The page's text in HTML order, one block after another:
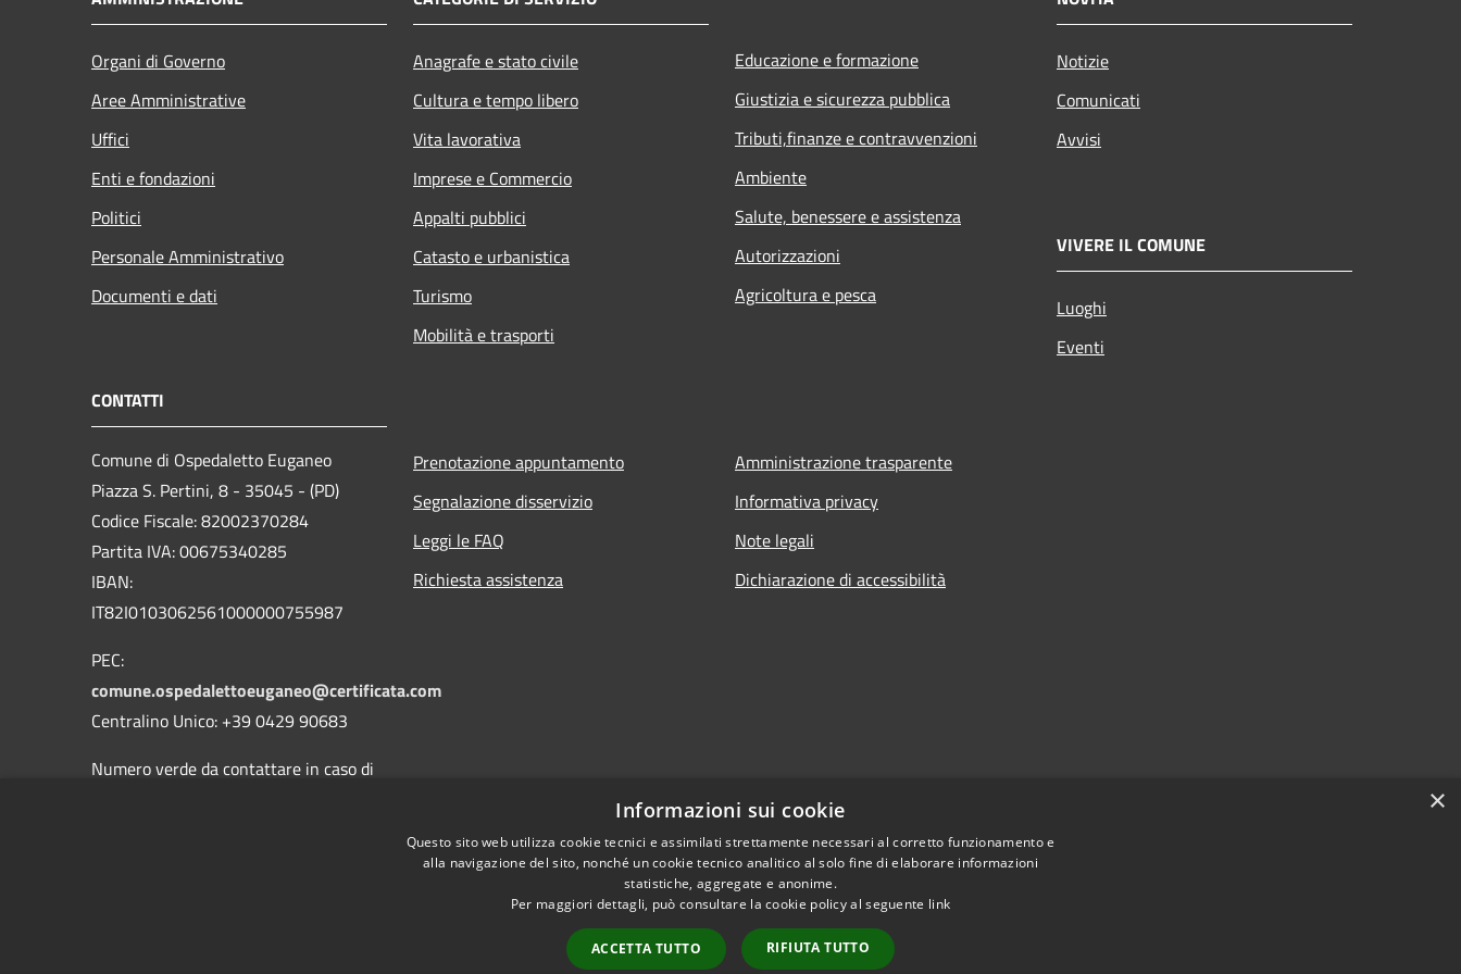
Organi di Governo
Aree Amministrative
Uffici
Enti e fondazioni
Politici
Personale Amministrativo
Documenti e dati
Anagrafe e stato civile
Cultura e tempo libero
Vita lavorativa
Imprese e Commercio
Appalti pubblici
Catasto e urbanistica
Turismo
Mobilità e trasporti
Educazione e formazione
Giustizia e sicurezza pubblica
Tributi,finanze e contravvenzioni
Ambiente
Salute, benessere e assistenza
Autorizzazioni
Agricoltura e pesca
Notizie
Comunicati
Avvisi
VIVERE IL COMUNE
Luoghi
Eventi
CONTATTI
Comune di Ospedaletto Euganeo
Piazza S. Pertini, 8 - 35045 - (PD)
Codice Fiscale: 82002370284
Partita IVA: 00675340285
IBAN:
IT82I0103062561000000755987
PEC:
comune.ospedalettoeuganeo@certificata.com
Centralino Unico: +39 0429 90683
Numero verde da contattare in caso di
Prenotazione appuntamento
Segnalazione disservizio
Leggi le FAQ
Richiesta assistenza
Amministrazione trasparente
Informativa privacy
Note legali
Dichiarazione di accessibilità
Copyright © 2026 • Comune di Ospedaletto Euganeo • Powered by
×
Informazioni sui cookie
Questo sito web utilizza cookie tecnici e assimilati strettamente necessari al corretto funzionamento e
alla navigazione del sito, nonché un cookie tecnico analitico al solo fine di elaborare informazioni
statistiche, aggregate e anonime.
Per maggiori dettagli, può consultare la cookie policy al seguente link
ACCETTA TUTTO RIFIUTA TUTTO